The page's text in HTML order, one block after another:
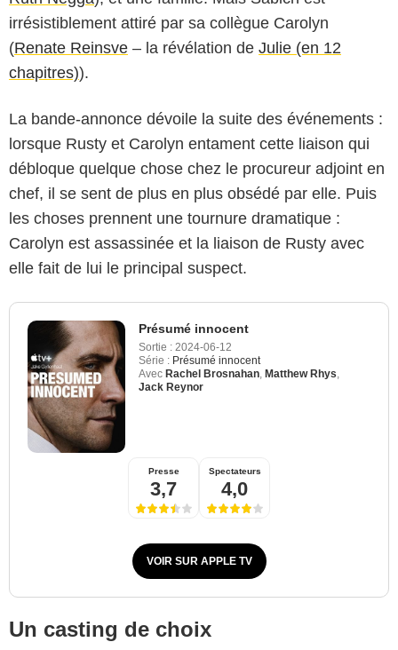
irrésistiblement attiré par sa collègue Carolyn
(Renate Reinsve – la révélation de Julie (en 12
chapitres)).
La bande-annonce dévoile la suite des événements :
lorsque Rusty et Carolyn entament cette liaison qui
débloque quelque chose chez le procureur adjoint en
chef, il se sent de plus en plus obsédé par elle. Puis
les choses prennent une tournure dramatique :
Carolyn est assassinée et la liaison de Rusty avec
elle fait de lui le principal suspect.
Présumé innocent
Sortie : 2024-06-12
Série : Présumé innocent
Avec Rachel Brosnahan Matthew Rhys
Jack Reynor
Presse
3,7
Spectateurs
4,0
VOIR SUR APPLE TV
Un casting de choix